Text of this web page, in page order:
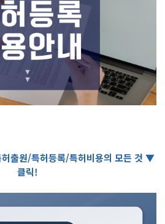
출원/특허등록/특허비용의 모든 것 ▼
클릭!